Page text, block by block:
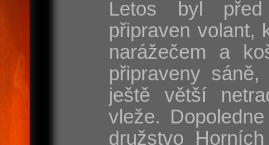
Letos byl před
připraven volant,
narážečem a
připraveny
ještě větší
vleže.
družstvo